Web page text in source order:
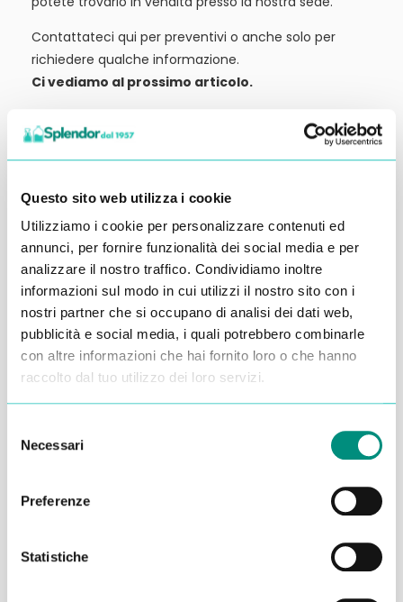
Questo sito web utilizza i cookie
Utilizziamo i cookie per personalizzare contenuti ed
annunci, per fornire funzionalità dei social media e per
analizzare il nostro traffico. Condividiamo inoltre
informazioni sul modo in cui utilizzi il nostro sito con i
nostri partner che si occupano di analisi dei dati web,
pubblicità e social media, i quali potrebbero combinarle
con altre informazioni che hai fornito loro o che hanno
raccolto dal tuo utilizzo dei loro servizi.
delNecessari
Preferenze
Statistiche
Contattateci qui per preventivi o anche solo per
richiedere qualche informazione.
Ci vediamo al prossimo articolo.
Inserisci i tuoi dati qui, ti ricontatteremo
entro 48 ore